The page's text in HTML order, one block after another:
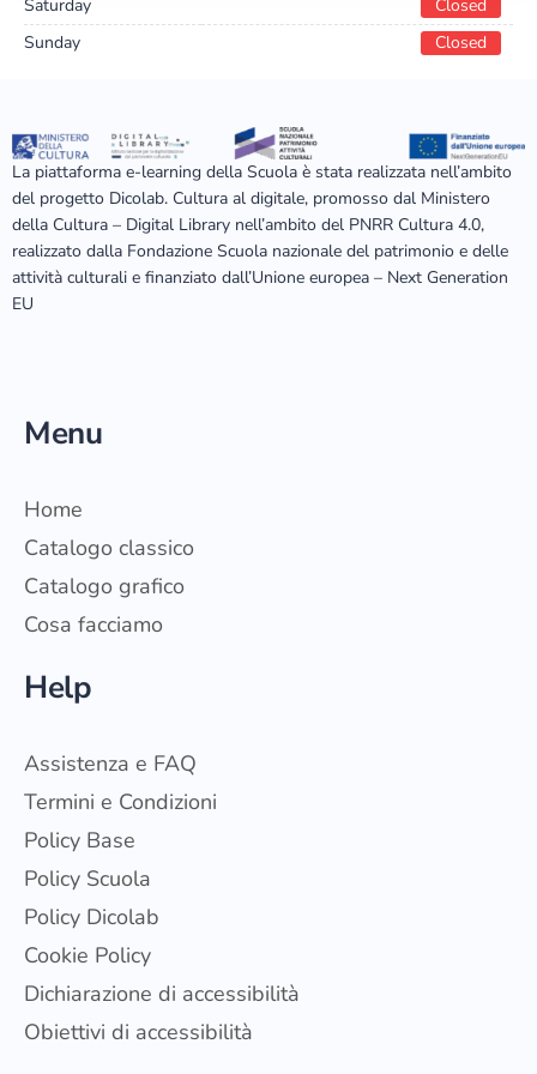
Saturday
Closed
Sunday
Closed
La piattaforma e-learning della Scuola è stata realizzata nell’ambito
del progetto Dicolab. Cultura al digitale, promosso dal Ministero
della Cultura – Digital Library nell’ambito del PNRR Cultura 4.0,
realizzato dalla Fondazione Scuola nazionale del patrimonio e delle
attività culturali e finanziato dall’Unione europea – Next Generation
EU
Menu
Home
Catalogo classico
Catalogo grafico
Cosa facciamo
Help
Assistenza e FAQ
Termini e Condizioni
Policy Base
Policy Scuola
Policy Dicolab
Cookie Policy
Dichiarazione di accessibilità
Obiettivi di accessibilità